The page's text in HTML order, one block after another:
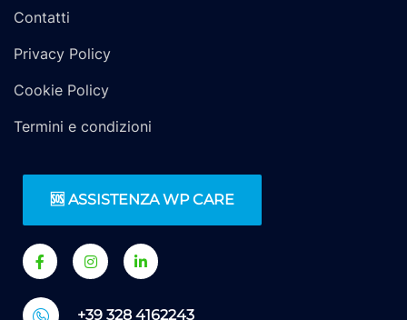
Contatti
Privacy Policy
Cookie Policy
Termini e condizioni
🆘 ASSISTENZA WP CARE
+39 328 4162243